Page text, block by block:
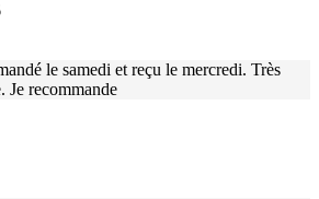
le samedi et reçu le mercredi. Très
Je recommande